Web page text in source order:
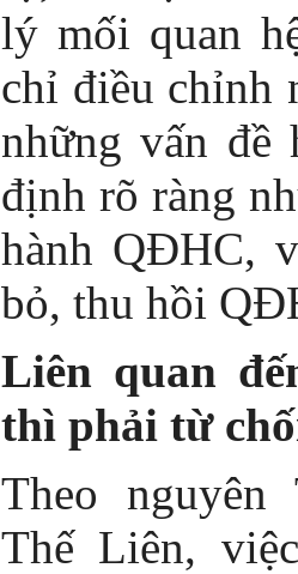
lý mối quan
chỉ điều chỉnh
những vấn đề
định rõ ràng
hành QĐHC,
bỏ, thu hồi
Liên quan
thì phải từ
Theo
Thế Liên,